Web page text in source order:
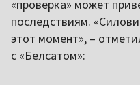
«проверка» может
последствиям.
этот момент», –
с «Белсатом»: